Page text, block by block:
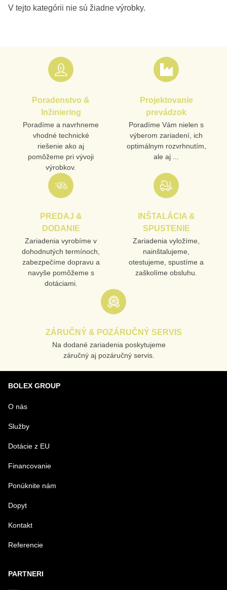
Poradenstvo &
Inžiniering
Poradíme a navrhneme
vhodné technické
riešenie ako aj
pomôžeme pri vývoji
výrobkov.
Projektovanie
prevádzok
Poradíme Vám nielen s
výberom zariadení, ich
optimálnym rozvrhnutím,
ale aj ...
PREDAJ &
DODANIE
Zariadenia vyrobíme v
dohodnutých termínoch,
zabezpečíme dopravu a
navyše pomôžeme s
dotáciami.
INŠTALÁCIA &
SPUSTENIE
Zariadenia vyložíme,
nainštalujeme,
otestujeme, spustíme a
zaškolíme obsluhu.
ZÁRUČNÝ & POZÁRUČNÝ SERVIS
Na dodané zariadenia poskytujeme
záručný aj pozáručný servis.
BOLEX GROUP
O nás
Služby
Dotácie z EU
Financovanie
Ponúknite nám
Dopyt
Kontakt
Referencie
PARTNERI